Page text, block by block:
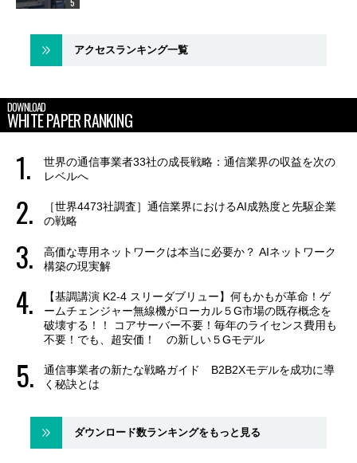
アクセスランキング一覧
DOWNLOAD
WHITE PAPER RANKING
世界の通信事業者33社の成長戦略：通信業界の収益を次の
レベルへ
［世界4473社調査］通信業界におけるAI成熟度と先駆企業
の戦略
高価な専用ネットワークは本当に必要か？ AIネットワーク
構築の現実解
【基調講演 K2-4 スリーダブリュー】何もかもが革命！ゲ
ームチェンジャー無線機がローカル５G市場の既存概念を
破壊する！！ コアサーバー不要！毎年のライセンス費用も
不要！でも、超安価！ の新しい５Gモデル
通信事業者の新たな戦略ガイド B2B2Xモデルを成功に導
く秘訣とは
ダウンロード数ランキングをもっと見る